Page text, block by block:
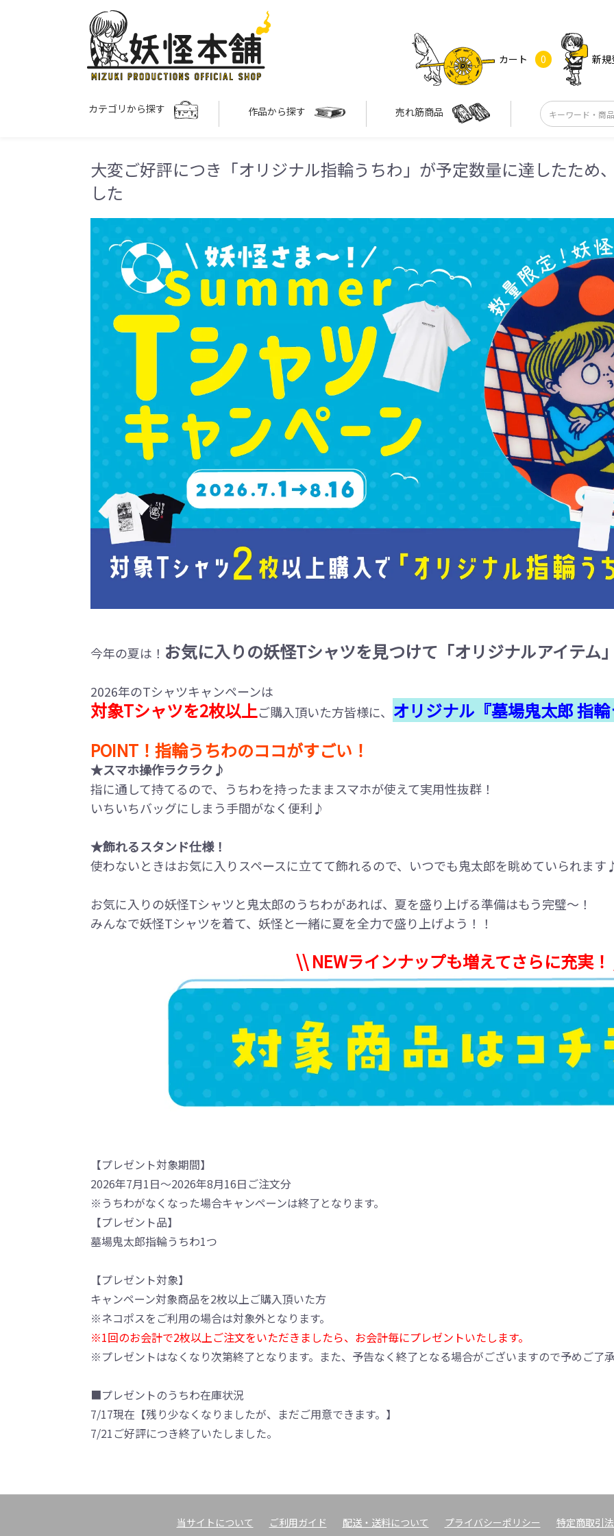
カート 0 新規
カテゴリから探す 作品から探す 売れ筋商品
大変ご好評につき「オリジナル指輪うちわ」が予定数量に達したため
した
今年の夏は！ お気に入りの妖怪Tシャツを見つけて「オリジナルアイテム
2026年のTシャツキャンペーンは
対象Tシャツを2枚以上ご購入頂いた方皆様に、 オリジナル『墓場鬼太郎 指
POINT！指輪うちわのココがすごい！
★スマホ操作ラクラク♪
指に通して持てるので、うちわを持ったままスマホが使えて実用性抜群！
いちいちバッグにしまう手間がなく便利♪
★飾れるスタンド仕様！
使わないときはお気に入りスペースに立てて飾れるので、いつでも鬼太郎を眺めていられま
お気に入りの妖怪Tシャツと鬼太郎のうちわがあれば、夏を盛り上げる準備はもう完璧～！
みんなで妖怪Tシャツを着て、妖怪と一緒に夏を全力で盛り上げよう！！
\\ NEWラインナップも増えてさらに充実
【プレゼント対象期間】
2026年7月1日～2026年8月16日ご注文分
※うちわがなくなった場合キャンペーンは終了となります。
【プレゼント品】
墓場鬼太郎指輪うちわ1つ
【プレゼント対象】
キャンペーン対象商品を2枚以上ご購入頂いた方
※ネコポスをご利用の場合は対象外となります。
※1回のお会計で2枚以上ご注文をいただきましたら、お会計毎にプレゼントいたします。
※プレゼントはなくなり次第終了となります。また、予告なく終了となる場合がございますので予めご了
■プレゼントのうちわ在庫状況
7/17現在【残り少なくなりましたが、まだご用意できます。】
7/21ご好評につき終了いたしました。
当サイトについて ご利用ガイド 配送・送料について プライバシーポリシー 特定商取引